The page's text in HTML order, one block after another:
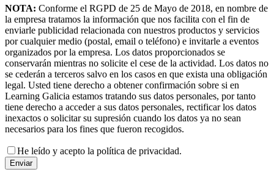
NOTA: Conforme el RGPD de 25 de Mayo de 2018, en nombre de
la empresa tratamos la información que nos facilita con el fin de
enviarle publicidad relacionada con nuestros productos y servicios
por cualquier medio (postal, email o teléfono) e invitarle a eventos
organizados por la empresa. Los datos proporcionados se
conservarán mientras no solicite el cese de la actividad. Los datos no
se cederán a terceros salvo en los casos en que exista una obligación
legal. Usted tiene derecho a obtener confirmación sobre si en
Learning Galicia estamos tratando sus datos personales, por tanto
tiene derecho a acceder a sus datos personales, rectificar los datos
inexactos o solicitar su supresión cuando los datos ya no sean
necesarios para los fines que fueron recogidos.
He leído y acepto la política de privacidad.
Enviar